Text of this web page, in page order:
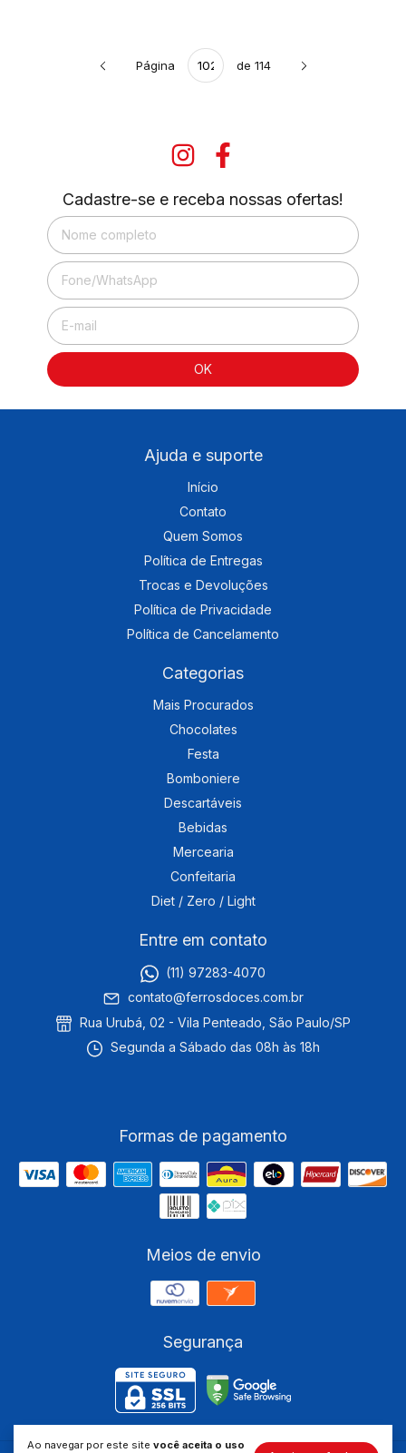
Ao navegar por este site você aceita o uso
Página de 114
Cadastre-se e receba nossas ofertas!
Ajuda e suporte
Início
Contato
Quem Somos
Política de Entregas
Trocas e Devoluções
Política de Privacidade
Política de Cancelamento
Categorias
Mais Procurados
Chocolates
Festa
Bomboniere
Descartáveis
Bebidas
Mercearia
Confeitaria
Diet / Zero / Light
Entre em contato
(11) 97283-4070
contato@ferrosdoces.com.br
Rua Urubá, 02 - Vila Penteado, São Paulo/SP
Segunda a Sábado das 08h às 18h
Formas de pagamento
Meios de envio
Segurança